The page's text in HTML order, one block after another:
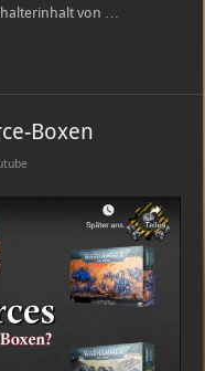
von …
Boxen